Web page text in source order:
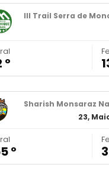
III Trail Serra de
º
Sharish Monsaraz
23,
º